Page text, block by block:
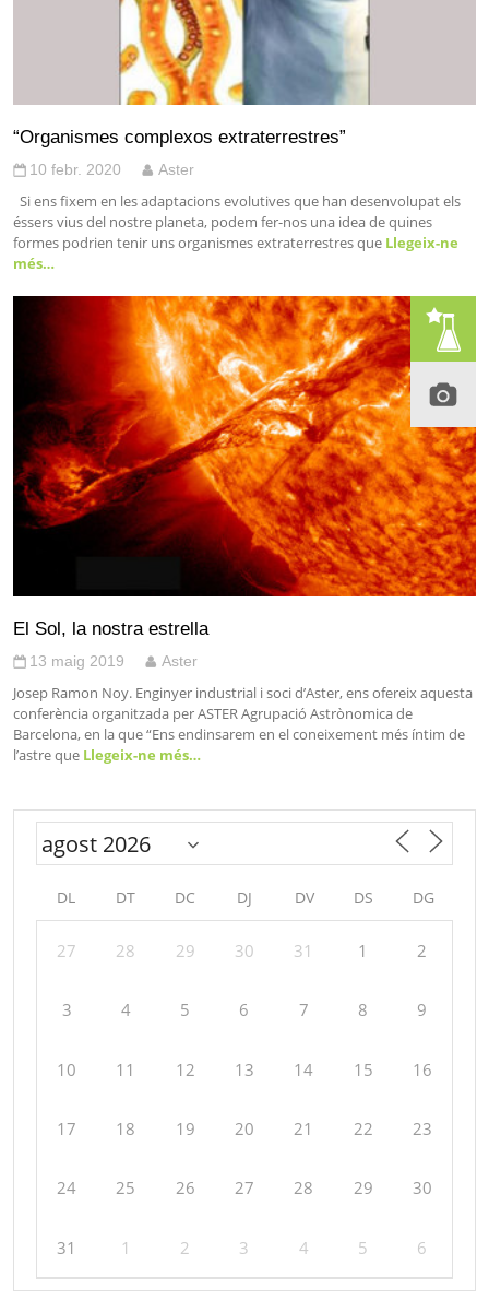
“Organismes complexos extraterrestres”
10 febr. 2020 Aster
Si ens fixem en les adaptacions evolutives que han desenvolupat els
éssers vius del nostre planeta, podem fer-nos una idea de quines
formes podrien tenir uns organismes extraterrestres que Llegeix-ne
més…
El Sol, la nostra estrella
13 maig 2019 Aster
Josep Ramon Noy. Enginyer industrial i soci d’Aster, ens ofereix aquesta
conferència organitzada per ASTER Agrupació Astrònomica de
Barcelona, en la que “Ens endinsarem en el coneixement més íntim de
l’astre que Llegeix-ne més…
DL DT DC DJ DV DS DG
27 28 29 30 31 1 2
3 4 5 6 7 8 9
10 11 12 13 14 15 16
17 18 19 20 21 22 23
24 25 26 27 28 29 30
31 1 2 3 4 5 6